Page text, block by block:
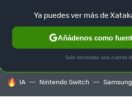
SELECCIÓN GAMING HOME
HOY SE HABLA DE
IA Nintendo Switch Samsung
Ya puedes ver más de
Añádenos como
Solo necesitas una cuenta